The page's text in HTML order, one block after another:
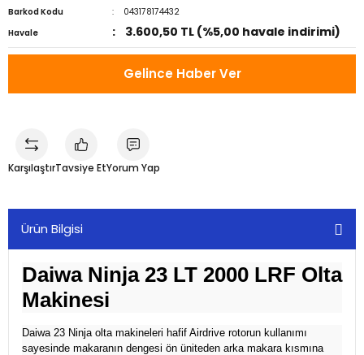
Barkod Kodu
043178174432
Havale
3.600,50 TL (%5,00 havale indirimi)
Gelince Haber Ver
KarşılaştırTavsiye EtYorum Yap
Ürün Bilgisi
Daiwa Ninja 23 LT 2000 LRF Olta
Makinesi
Daiwa 23 Ninja olta makineleri hafif Airdrive rotorun kullanımı
sayesinde makaranın dengesi ön üniteden arka makara kısmına